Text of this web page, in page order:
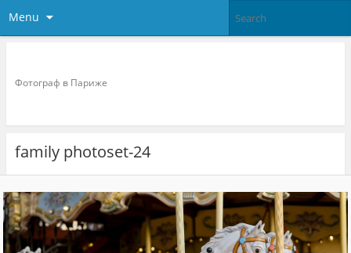
Menu
Фотограф в Париже
family photoset-24